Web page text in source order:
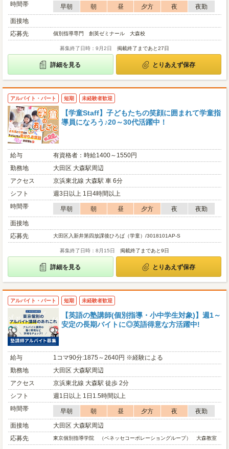
時間帯
早朝 朝 昼 夕方 夜
夜勤
面接地
応募先
個別指導専門 創英ゼミナール 大森校
募集終了日時：9月2日 掲載終了まであと27日
詳細を見る とりあえず保存
アルバイト・パート 短期 未経験者歓迎
【学童Staff】子どもたちの笑顔に囲まれて学童指
導員になろう♪20～30代活躍中！
給与
有資格者：時給1400～1550円
勤務地
大田区 大森駅周辺
アクセス
京浜東北線 大森駅 車 6分
シフト
週3日以上 1日4時間以上
時間帯
早朝 朝 昼 夕方 夜
夜勤
面接地
応募先
大田区入新井第四放課後ひろば（学童）/3018101AP-S
募集終了日時：8月15日 掲載終了まであと9日
詳細を見る とりあえず保存
アルバイト・パート 短期 未経験者歓迎
【英語の塾講師(個別指導・小中学生対象)】週1～
安定の長期バイトに◎英語得意な方活躍中!
給与
1コマ90分:1875～2640円 ※経験による
勤務地
大田区 大森駅周辺
アクセス
京浜東北線 大森駅 徒歩 2分
シフト
週1日以上 1日1.5時間以上
時間帯
早朝 朝 昼 夕方 夜
夜勤
面接地
大田区 大森駅周辺
応募先
東京個別指導学院 （ベネッセコーポレーショングループ） 大森教室